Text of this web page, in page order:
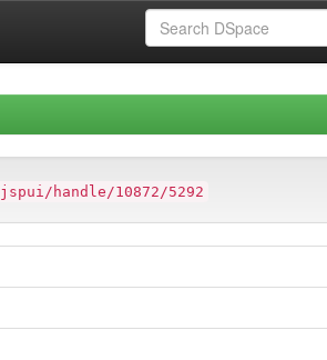
handle/10872/5292